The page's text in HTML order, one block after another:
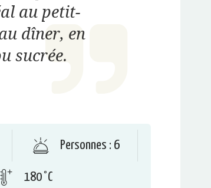
au petit-
dîner, en
sucrée.
Personnes : 6
180 °C